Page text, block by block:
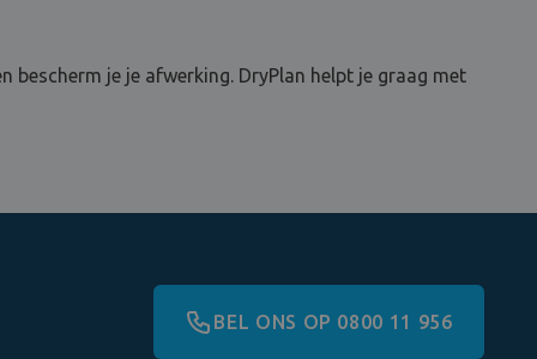
je je afwerking. DryPlan helpt je graag met
BEL ONS OP 0800 11 956